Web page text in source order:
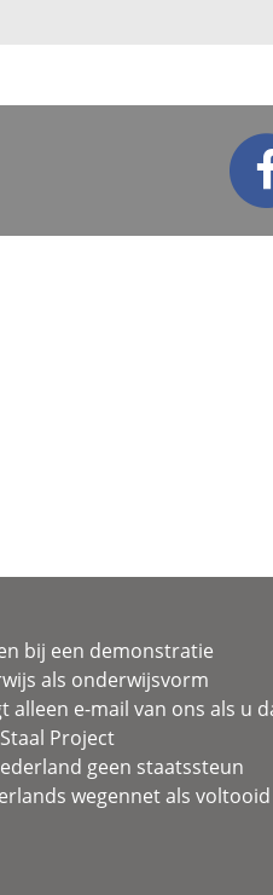
bij een demonstratie
als onderwijsvorm
alleen e-mail van ons als u
Project
geen staatssteun
wegennet als voltooid